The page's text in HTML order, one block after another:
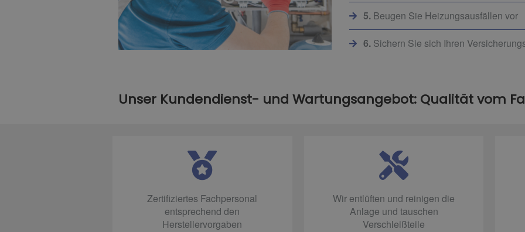
5.Beugen Sie Heizungsausfällen vor
6.Sichern Sie sich Ihren
Unser Kundendienst- und Wartungsangebot: Qualität vom
Zertifiziertes Fachpersonal
entsprechend den
Herstellervorgaben
Wir entlüften und reinigen die
Anlage und tauschen
Verschleißteile